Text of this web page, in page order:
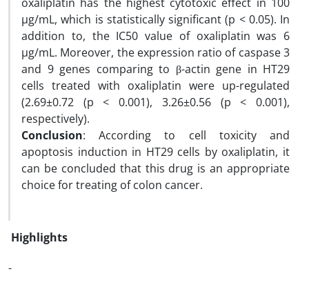
µg/mL, which is statistically significant (p < 0.05). In
addition to, the IC50 value of oxaliplatin was 6
µg/mL. Moreover, the expression ratio of caspase 3
and 9 genes comparing to β-actin gene in HT29
cells treated with oxaliplatin were up-regulated
(2.69±0.72 (p < 0.001), 3.26±0.56 (p < 0.001),
respectively).
Conclusion: According to cell toxicity and
apoptosis induction in HT29 cells by oxaliplatin, it
can be concluded that this drug is an appropriate
choice for treating of colon cancer.
Highlights
-